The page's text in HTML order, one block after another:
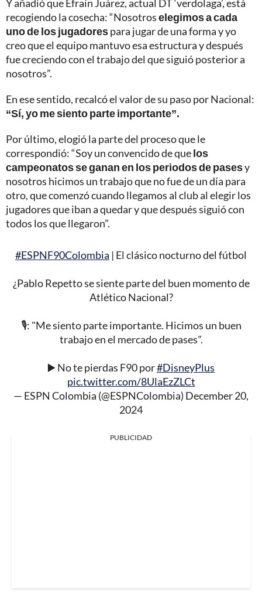
Y añadió que Efraín Juárez, actual DT ‘verdolaga’, está
recogiendo la cosecha: “Nosotroselegimos a cada
uno de los jugadorespara jugar de una forma y yo
creo que el equipo mantuvo esa estructura y después
fue creciendo con el trabajo del que siguió posterior a
nosotros”.
En ese sentido, recalcó el valor de su paso por Nacional:
“Sí, yo me siento parte importante”.
Por último, elogió la parte del proceso que le
correspondió: “Soy un convencido de quelos
campeonatos se ganan en los periodos de pasesy
nosotros hicimos un trabajo que no fue de un día para
otro, que comenzó cuando llegamos al club al elegir los
jugadores que iban a quedar y que después siguió con
todos los que llegaron”.
#ESPNF90Colombia | El clásico nocturno del fútbol
¿Pablo Repetto se siente parte del buen momento de
Atlético Nacional?
🎙️: "Me siento parte importante. Hicimos un buen
trabajo en el mercado de pases".
▶️ No te pierdas F90 por#DisneyPlus
pic.twitter.com/8UlaEzZLCt
— ESPN Colombia (@ESPNColombia) December 20,
2024
PUBLICIDAD